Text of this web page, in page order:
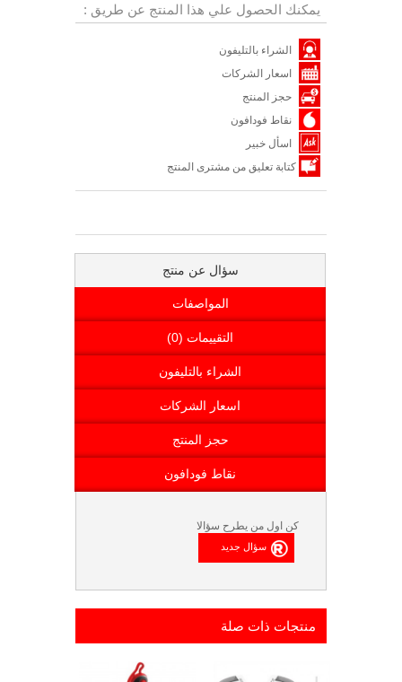
يمكنك الحصول علي هذا المنتج عن طريق :
الشراء بالتليفون
اسعار الشركات
حجز المنتج
نقاط فودافون
اسأل خبير
كتابة تعليق من مشترى المنتج
سؤال عن منتج
المواصفات
التقييمات (0)
الشراء بالتليفون
اسعار الشركات
حجز المنتج
نقاط فودافون
كن اول من يطرح سؤالا
منتجات ذات صلة